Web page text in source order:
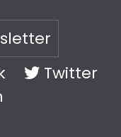
Twitter